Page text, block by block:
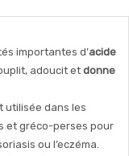
importantes d’acide
adoucit et donne
utilisée dans les
et gréco-perses pour
ou l’eczéma.